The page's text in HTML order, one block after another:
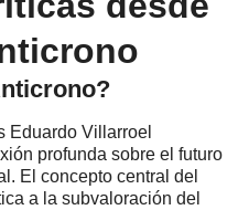
Eduardo Villarroel
profunda sobre el futuro
El concepto central del
a la subvaloración del